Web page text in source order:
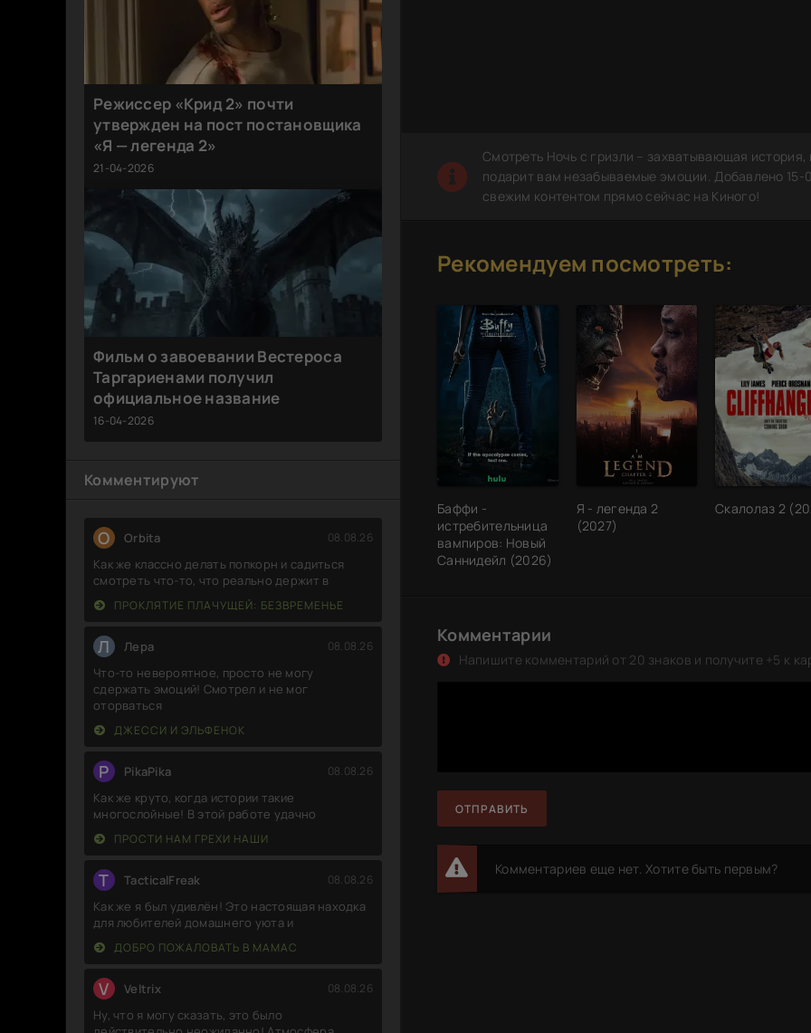
Режиссер «Крид 2» почти
утвержден на пост постановщика
«Я — легенда 2»
21-04-2026
Фильм о завоевании Вестероса
Таргариенами получил
официальное название
16-04-2026
Комментируют
O Orbita 08.08.26
Как же классно делать попкорн и садиться
смотреть что-то, что реально держит в
ПРОКЛЯТИЕ ПЛАЧУЩЕЙ: БЕЗВРЕМЕНЬЕ
Л Лера 08.08.26
Что-то невероятное, просто не могу
сдержать эмоций! Смотрел и не мог
оторваться
ДЖЕССИ И ЭЛЬФЕНОК
P PikaPika 08.08.26
Как же круто, когда истории такие
многослойные! В этой работе удачно
ПРОСТИ НАМ ГРЕХИ НАШИ
T TacticalFreak 08.08.26
Как же я был удивлён! Это настоящая находка
для любителей домашнего уюта и
ДОБРО ПОЖАЛОВАТЬ В МАМАС
V Veltrix 08.08.26
Ну, что я могу сказать, это было
Смотреть Ночь с гризли – захватывающая
подарит вам незабываемые эмоции. Добавлено 15-
свежим контентом прямо сейчас на Киного!
Рекомендуем посмотреть:
Баффи -
истребительница
вампиров: Новый
Саннидейл (2026)
Я - легенда 2
(2027)
Скалолаз 2
Комментарии
Напишите комментарий от 20 знаков и получите +5 к
ОТПРАВИТЬ
Комментариев еще нет. Хотите быть первым?